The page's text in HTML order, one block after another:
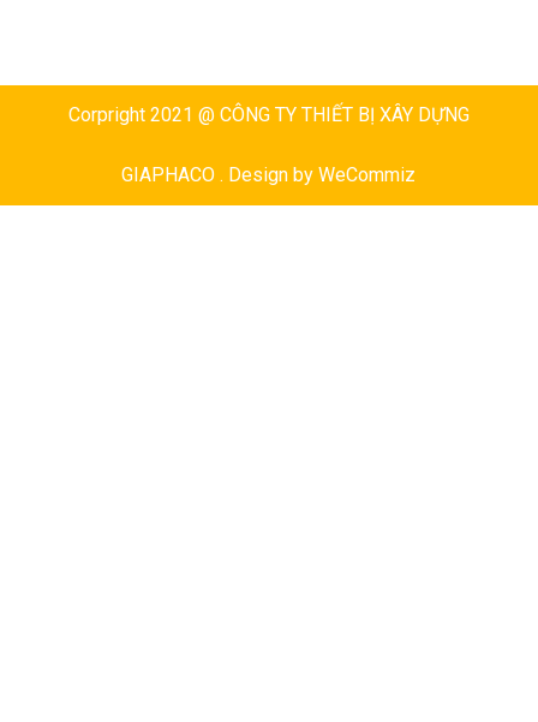
Corpright 2021 @ CÔNG TY THIẾT BỊ XÂY DỰNG
GIAPHACO . Design byWeCommiz